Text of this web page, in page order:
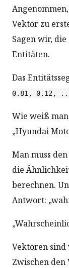
Vektor zu
Sagen wir,
Entitäten.
Das
0.81, 0.12,
Wie weiß
„Hyundai
Man muss
die
berechnen.
Antwort:
Vektoren
Zwischen den